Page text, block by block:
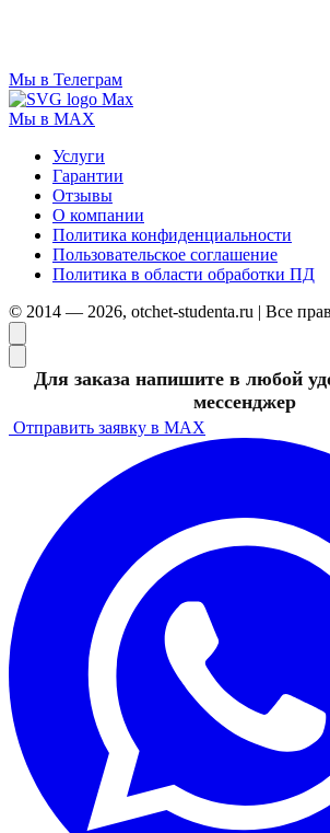
Мы в Телеграм
Мы в MAX
Услуги
Гарантии
Отзывы
О компании
Политика конфиденциальности
Пользовательское соглашение
Политика в области обработки ПД
© 2014 — 2026, otchet-studenta.ru | Все
Для заказа напишите в любой
мессенджер
Отправить заявку в MAX